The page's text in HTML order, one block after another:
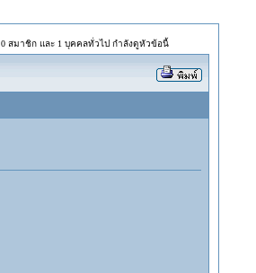
0 สมาชิก และ 1 บุคคลทั่วไป กำลังดูหัวข้อนี้